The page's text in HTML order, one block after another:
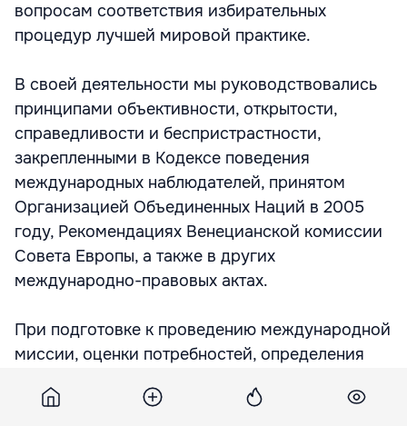
вопросам соответствия избирательных
процедур лучшей мировой практике.
В своей деятельности мы руководствовались
принципами объективности, открытости,
справедливости и беспристрастности,
закрепленными в Кодексе поведения
международных наблюдателей, принятом
Организацией Объединенных Наций в 2005
году, Рекомендациях Венецианской комиссии
Совета Европы, а также в других
международно-правовых актах.
При подготовке к проведению международной
миссии, оценки потребностей, определения
также сроков ее пребывания на территории